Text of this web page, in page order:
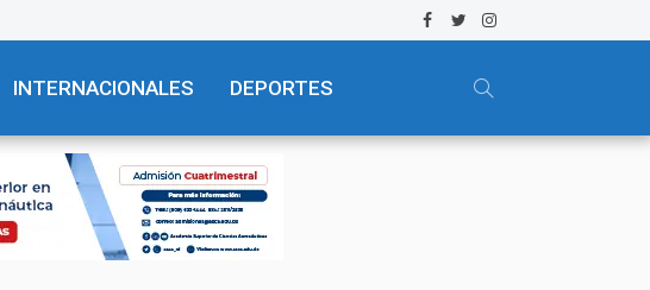
INTERNACIONALES DEPORTES